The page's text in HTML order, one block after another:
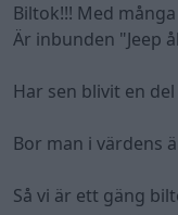
Biltok!!! Med
Är inbunden "Jeep
Har sen blivit en
Bor man i värdens
Så vi är ett gäng